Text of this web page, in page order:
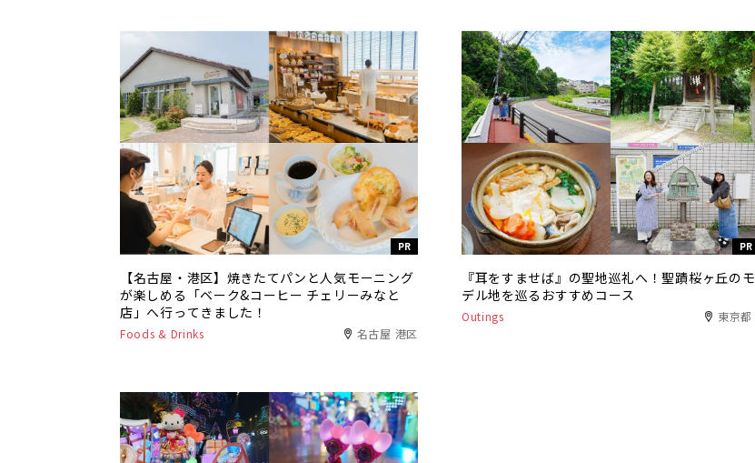
PR
【名古屋・港区】焼きたてパンと人気モーニング
が楽しめる「ベーク&コーヒー チェリーみなと
店」へ行ってきました！
Foods & Drinks 名古屋 港区
PR
『耳をすませば』の聖地巡礼へ！聖蹟桜ヶ丘のモ
デル地を巡るおすすめコース
Outings 東京都